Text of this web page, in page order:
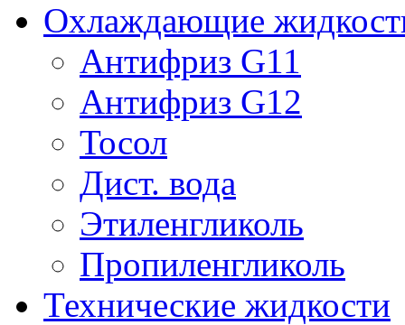
Охлаждающие
Антифриз G11
Антифриз G12
Тосол
Дист. вода
Этиленгликоль
Пропиленгликоль
Технические жидкости